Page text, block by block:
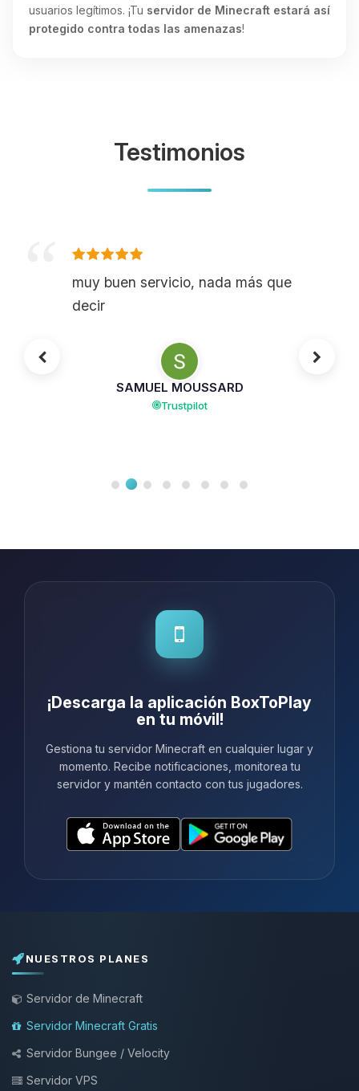
usuarios legítimos. ¡Tu servidor de Minecraft estará así
protegido contra todas las amenazas!
Testimonios
muy buen servicio, nada más que
decir
SAMUEL MOUSSARD
Trustpilot
¡Descarga la aplicación BoxToPlay
en tu móvil!
Gestiona tu servidor Minecraft en cualquier lugar y
momento. Recibe notificaciones, monitorea tu
servidor y mantén contacto con tus jugadores.
NUESTROS PLANES
Servidor de Minecraft
Servidor Minecraft Gratis
Servidor Bungee / Velocity
Servidor VPS